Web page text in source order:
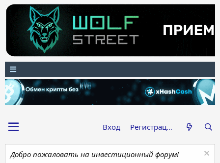
Вход Регистрация
Добро пожаловать на инвестиционный форум!